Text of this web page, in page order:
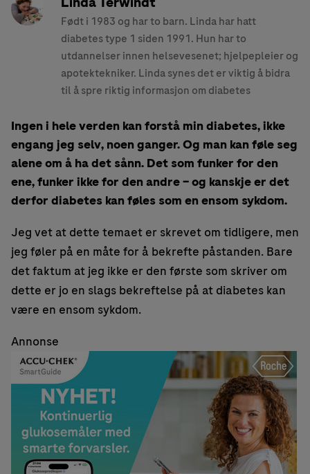
Født i 1983 og har to barn. Linda har hatt
diabetes type 1 siden 1991. Hun har to
utdannelser innen helsevesenet; hjelpepleier og
apotektekniker. Linda synes det er viktig å bidra
til å spre riktig informasjon om diabetes
Ingen i hele verden kan forstå min diabetes, ikke
engang jeg selv, noen ganger. Og man kan føle seg
alene om å ha det sånn. Det som funker for den
ene, funker ikke for den andre – og kanskje er det
derfor diabetes kan føles som en ensom sykdom.
Jeg vet at dette temaet er skrevet om tidligere, men
jeg føler på en måte for å bekrefte påstanden. Bare
det faktum at jeg ikke er den første som skriver om
dette er jo en slags bekreftelse på at diabetes kan
være en ensom sykdom.
Annonse